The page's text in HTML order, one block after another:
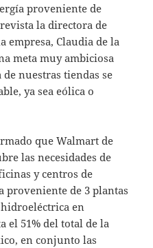
proveniente de
la directora de
empresa, Claudia de la
meta muy ambiciosa
nuestras tiendas se
ya sea eólica o
que Walmart de
las necesidades de
y centros de
proveniente de 3 plantas
en
el 51% del total de la
en conjunto las